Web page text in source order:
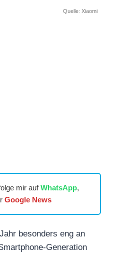
Quelle: Xiaomi
mir aufWhatsApp,
Google News
besonders eng an
Generation